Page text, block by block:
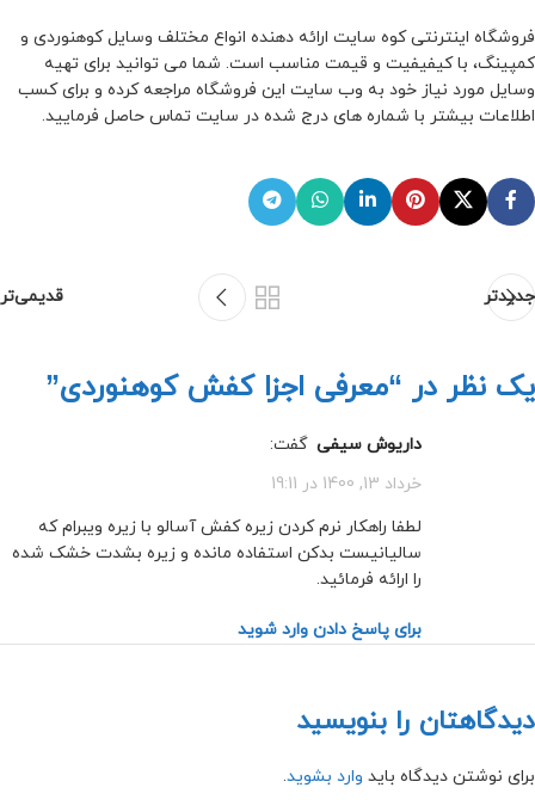
فروشگاه اینترنتی کوه سایت ارائه دهنده انواع مختلف وسایل کوهنوردی و
کمپینگ، با کیفیفیت و قیمت مناسب است. شما می توانید برای تهیه
وسایل مورد نیاز خود به وب سایت این فروشگاه مراجعه کرده و برای کسب
اطلاعات بیشتر با شماره های درج شده در سایت تماس حاصل فرمایید.
جدیدتر قدیمی‌تر
یک نظر در “معرفی اجزا کفش کوهنوردی”
داریوش سیفی گفت:
خرداد 13, 1400 در 19:11
لطفا راهکار نرم کردن زیره کفش آسالو با زیره ویبرام که
سالیانیست بدکن استفاده مانده و زیره بشدت خشک شده
را ارائه فرمائید.
برای پاسخ دادن وارد شوید
دیدگاهتان را بنویسید
برای نوشتن دیدگاه باید وارد بشوید.